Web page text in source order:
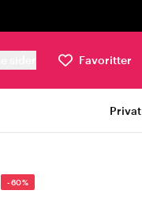
Favoritter
Privat
-60%